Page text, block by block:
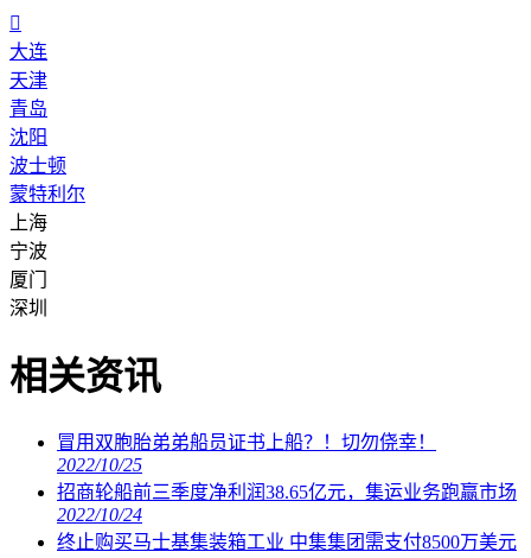

大连
天津
青岛
沈阳
波士顿
蒙特利尔
上海
宁波
厦门
深圳
相关资讯
冒用双胞胎弟弟船员证书上船？！切勿侥幸！
2022/10/25
招商轮船前三季度净利润38.65亿元，集运业务跑赢市场
2022/10/24
终止购买马士基集装箱工业 中集集团需支付8500万美元